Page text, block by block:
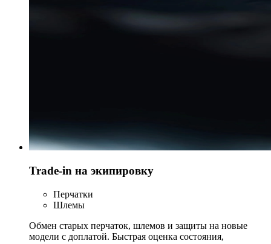
Trade-in на экипировку
Перчатки
Шлемы
Обмен старых перчаток, шлемов и защиты на новые
модели с доплатой. Быстрая оценка состояния,